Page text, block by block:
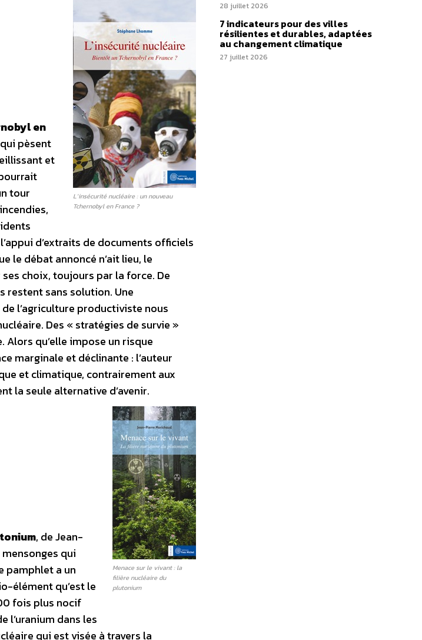
L’insécurité nucléaire : un nouveau
Tchernobyl en France ?
en
pèsent
et
tour
d’extraits de documents officiels
le débat annoncé n’ait lieu, le
choix, toujours par la force. De
restent sans solution. Une
l’agriculture productiviste nous
Des « stratégies de survie »
qu’elle impose un risque
marginale et déclinante : l’auteur
et climatique, contrairement aux
la seule alternative d’avenir.
Menace sur le vivant : la
filière nucléaire du
plutonium
, de Jean-
qui
pamphlet a un
élément qu’est le
fois plus nocif
l’uranium dans les
qui est visée à travers la
28 juillet 2026
7 indicateurs pour des villes
résilientes et durables, adaptées
au changement climatique
27 juillet 2026